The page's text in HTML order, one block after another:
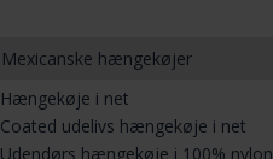
Mexicanske hængekøjer
Hængekøje i net
Coated udelivs hængekøje i net
Udendørs hængekøje i 100% nylon